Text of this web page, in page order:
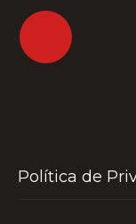
Política de